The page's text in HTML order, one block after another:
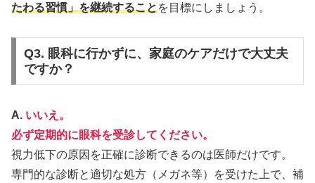
たわる習慣」を継続することを目標にしましょう。
Q3. 眼科に行かずに、家庭のケアだけで大丈夫
ですか？
A. いいえ。
必ず定期的に眼科を受診してください。
視力低下の原因を正確に診断できるのは医師だけです。
専門的な診断と適切な処方（メガネ等）を受けた上で、補